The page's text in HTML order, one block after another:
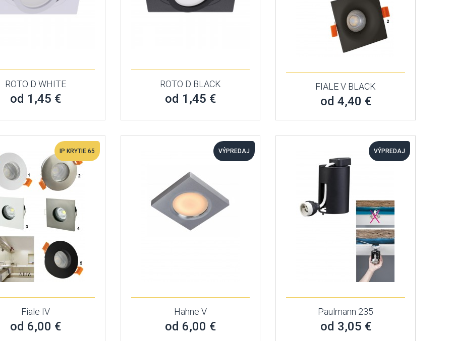
ROTO D WHITE
od 1,45 €
ROTO D BLACK
od 1,45 €
FIALE V BLACK
od 4,40 €
IP KRYTIE 65
Fiale IV
od 6,00 €
VÝPREDAJ
Hahne V
od 6,00 €
VÝPREDAJ
Paulmann 235
od 3,05 €